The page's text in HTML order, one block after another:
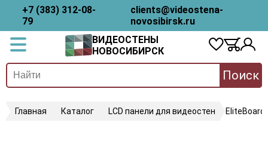
+7 (383) 312-08-
79
clients@videostena-
novosibirsk.ru
ВИДЕОСТЕНЫ
НОВОСИБИРСК
Поиск
Главная Каталог LCD панели для видеостен EliteBoard